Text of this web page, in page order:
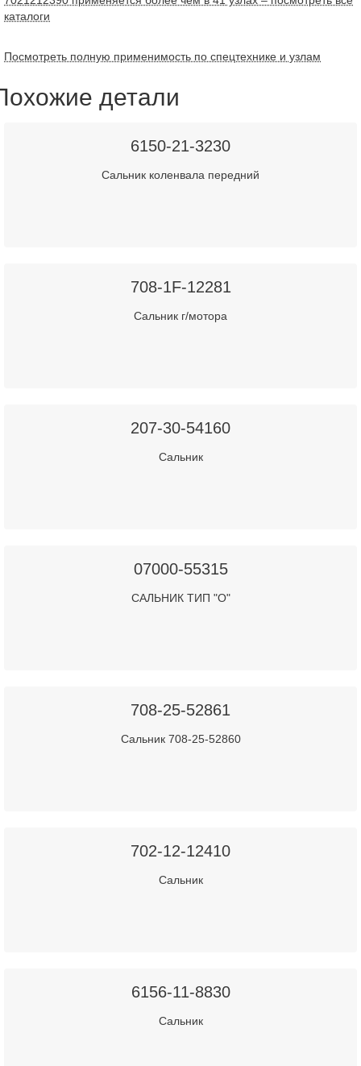
каталоги
Посмотреть полную применимость по спецтехнике и узлам
детали
6150-21-3230
Сальник коленвала передний
708-1F-12281
Сальник г/мотора
207-30-54160
Сальник
07000-55315
САЛЬНИК ТИП "О"
708-25-52861
Сальник 708-25-52860
702-12-12410
Сальник
6156-11-8830
Сальник